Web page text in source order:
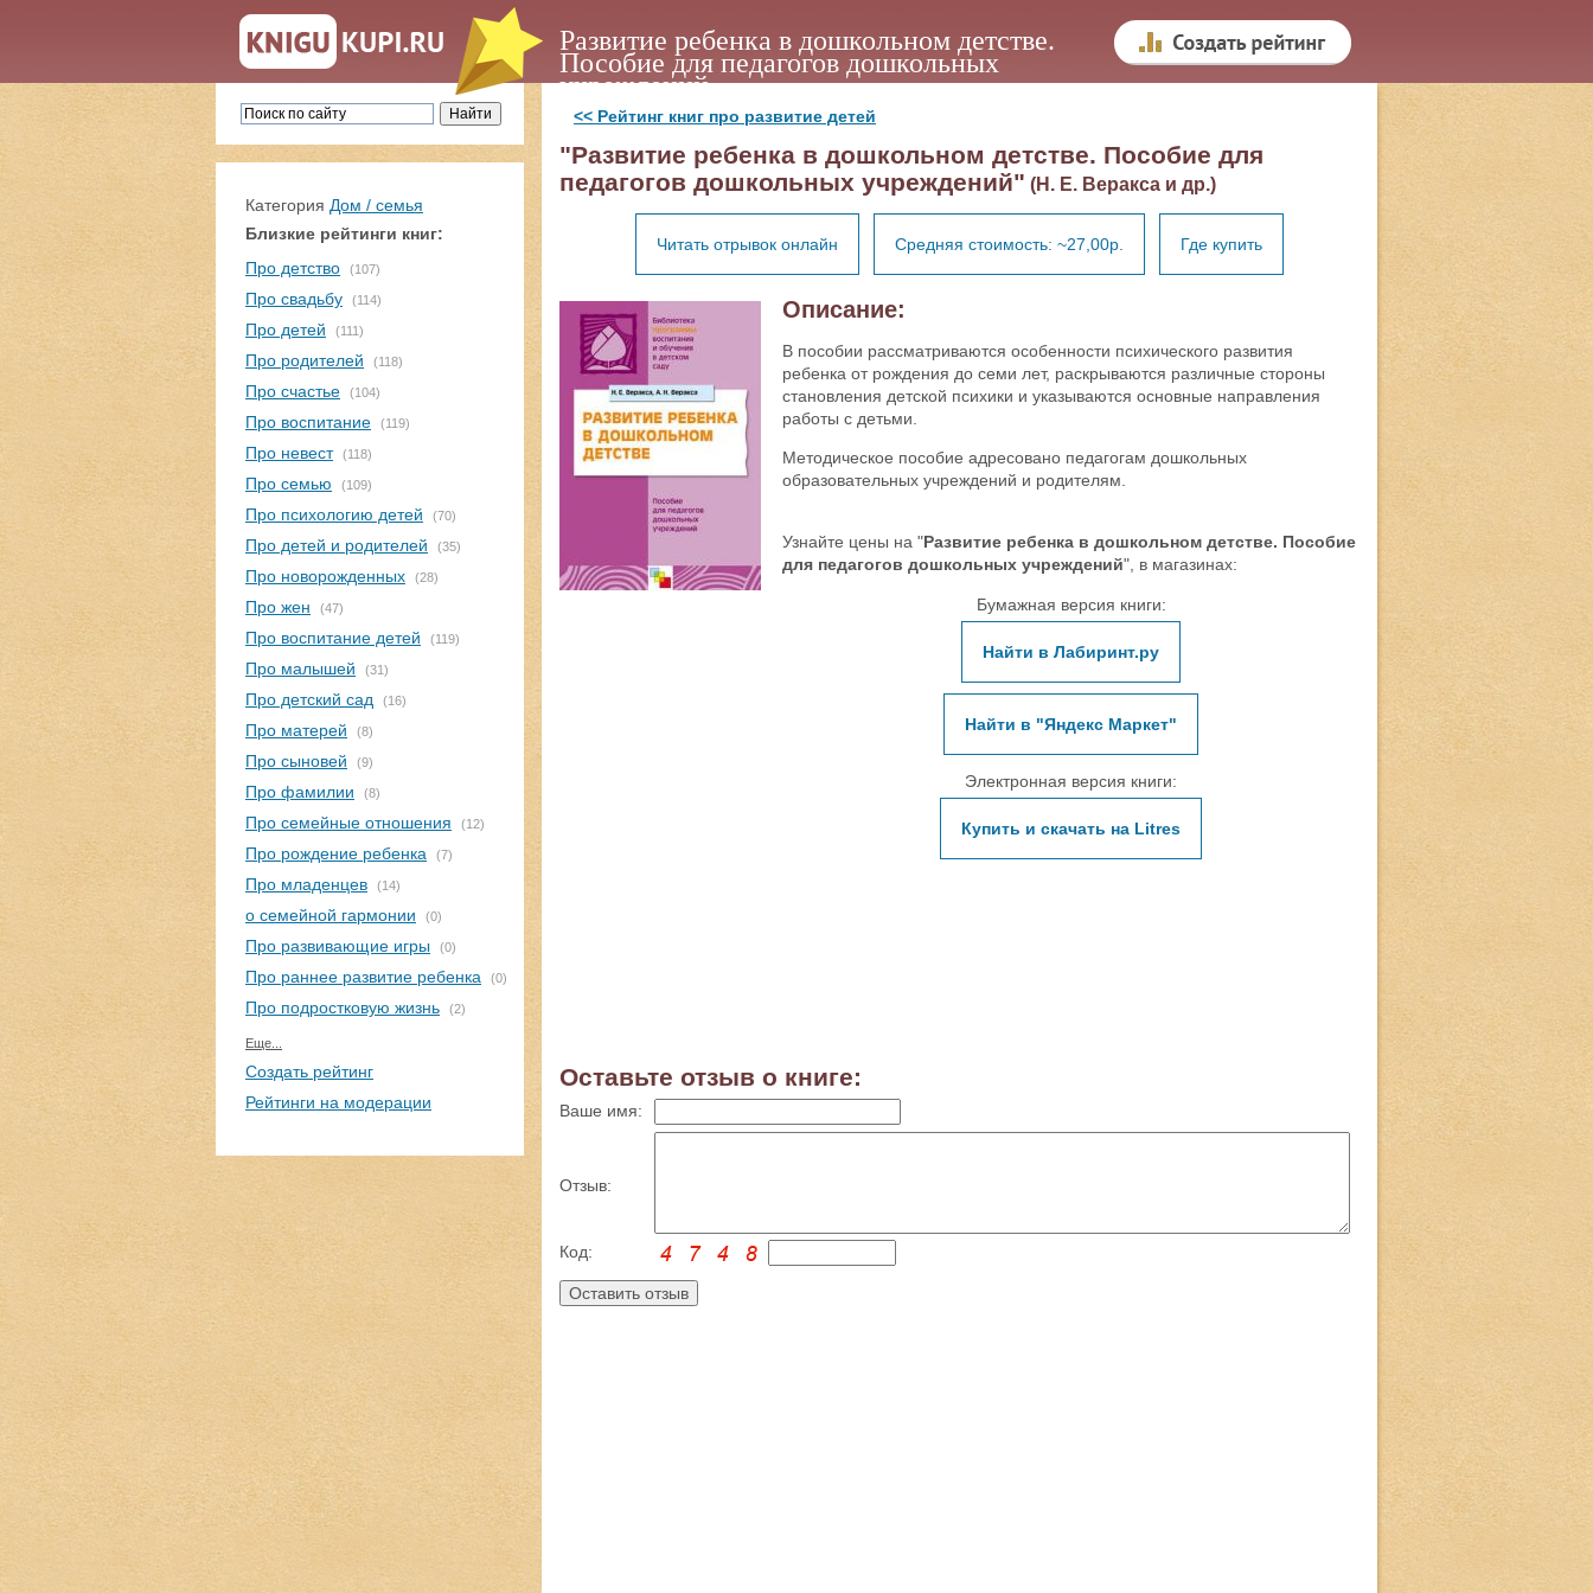
Развитие ребенка в дошкольном детстве.
Пособие для педагогов дошкольных
учреждений
Категория Дом / семья
Близкие рейтинги книг:
Про детство
(107)
Про свадьбу (114)
Про детей (111)
Про родителей (118)
Про счастье (104)
Про воспитание (119)
Про невест (118)
Про семью (109)
Про психологию детей (70)
Про детей и родителей (35)
Про новорожденных (28)
Про жен (47)
Про воспитание детей (119)
Про малышей (31)
Про детский сад (16)
Про матерей (8)
Про сыновей (9)
Про фамилии (8)
Про семейные отношения (12)
Про рождение ребенка (7)
Про младенцев (14)
о семейной гармонии (0)
Про развивающие игры (0)
Про раннее развитие ребенка (0)
Про подростковую жизнь (2)
Еще...
Создать рейтинг
Рейтинги на модерации
<< Рейтинг книг про развитие детей
"Развитие ребенка в дошкольном детстве. Пособие для
педагогов дошкольных учреждений" (Н. Е. Веракса и др.)
Читать отрывок онлайн Средняя стоимость: ~27,00р. Где купить
Описание:
В пособии рассматриваются особенности психического развития
ребенка от рождения до семи лет, раскрываются различные стороны
становления детской психики и указываются основные направления
работы с детьми.
Методическое пособие адресовано педагогам дошкольных
образовательных учреждений и родителям.
Узнайте цены на "Развитие ребенка в дошкольном детстве. Пособие
для педагогов дошкольных учреждений", в магазинах:
Бумажная версия книги:
Найти в Лабиринт.ру
Найти в "Яндекс Маркет"
Электронная версия книги:
Купить и скачать на Litres
Оставьте отзыв о книге:
Ваше имя:
Отзыв:
Код: